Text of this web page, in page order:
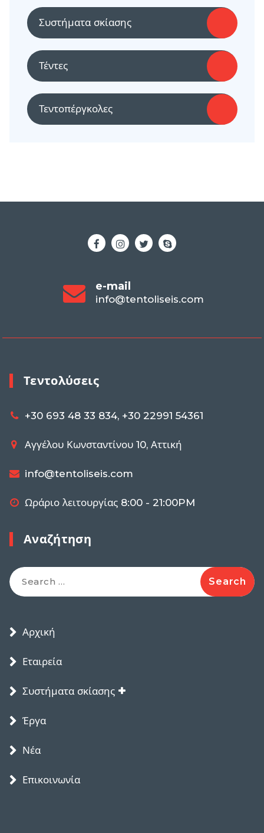
Συστήματα σκίασης
Τέντες
Τεντοπέργκολες
e-mail
info@tentoliseis.com
Τεντολύσεις
+30 693 48 33 834, +30 22991 54361
Αγγέλου Κωνσταντίνου 10, Αττική
info@tentoliseis.com
Ωράριο λειτουργίας 8:00 - 21:00PM
Αναζήτηση
Search
for:
Αρχική
Εταιρεία
Συστήματα σκίασης
Έργα
Νέα
Επικοινωνία